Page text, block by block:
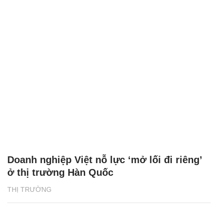
THỊ TRƯỜNG
Doanh nghiệp Việt nỗ lực ‘mở lối đi riêng’
ở thị trường Hàn Quốc